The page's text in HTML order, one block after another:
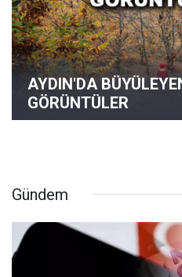
AYDIN'DA
GÖRÜNTÜLER
Gündem